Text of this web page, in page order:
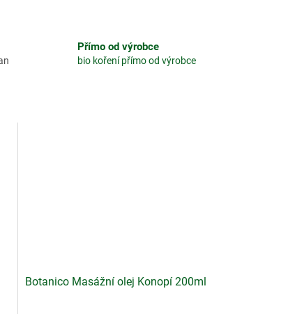
Přímo od výrobce
bio koření přímo od výrobce
Botanico Masážní olej Konopí 200ml